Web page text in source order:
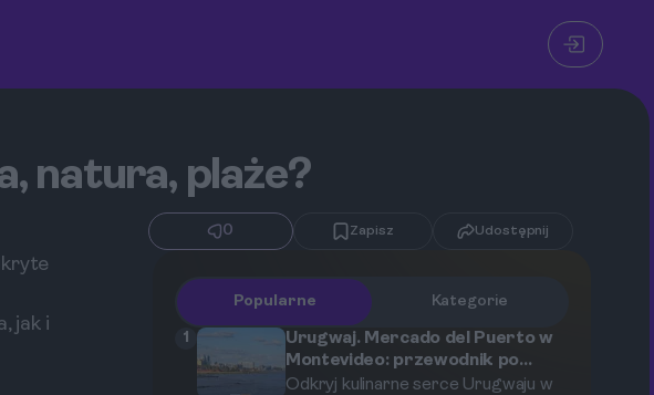
natura, plaże?
0 Zapisz Udostępnij
jak i
Popularne Kategorie
1
Urugwaj. Mercado del Puerto w
Montevideo: przewodnik po
smakach, które musisz poznać.
Odkryj kulinarne serce Urugwaju w